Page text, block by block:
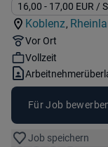
Gehalt:
16,00 - 17,00 EUR /
Standorte:
Koblenz,
Remote Option:
Vor Ort
Workhours:
Vollzeit
Vertragsart:
Für Job
Job speichern